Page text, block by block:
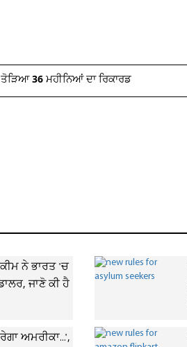
36 ਮਹੀਨਿਆਂ ਦਾ ਰਿਕਾਰਡ
ਨੇ ਭਾਰਤ 'ਚ
ਜਾਣੋ ਕੀ ਹੈ
ਅਮਰੀਕਾ...',